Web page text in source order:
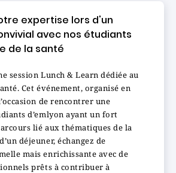
expertise lors d'un
avec nos étudiants
de la santé
session Lunch & Learn dédiée au
Cet événement, organisé en
de rencontrer une
d’emlyon ayant un fort
lié aux thématiques de la
déjeuner, échangez de
mais enrichissante avec de
prêts à contribuer à